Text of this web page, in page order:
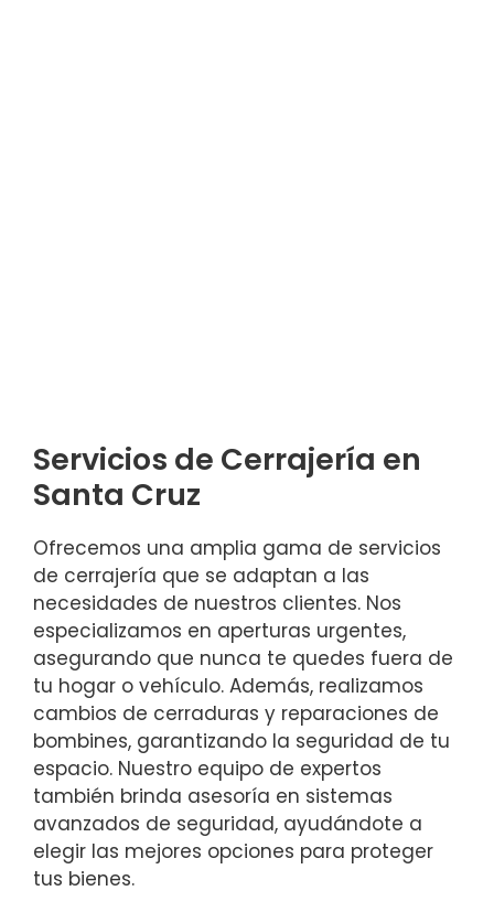
Servicios de Cerrajería en
Santa Cruz
Ofrecemos una amplia gama de servicios
de cerrajería que se adaptan a las
necesidades de nuestros clientes. Nos
especializamos en aperturas urgentes,
asegurando que nunca te quedes fuera de
tu hogar o vehículo. Además, realizamos
cambios de cerraduras y reparaciones de
bombines, garantizando la seguridad de tu
espacio. Nuestro equipo de expertos
también brinda asesoría en sistemas
avanzados de seguridad, ayudándote a
elegir las mejores opciones para proteger
tus bienes.